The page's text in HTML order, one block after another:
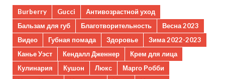
Burberry Gucci
Антивозрастной уход
Бальзам для губ
Благотворительность
Весна 2023
Видео
Губная помада Здоровье
Зима 2022-2023
Канье Уэст
Кендалл Дженнер
Крем для лица
Кулинария
Кушон Люкс
Марго Робби